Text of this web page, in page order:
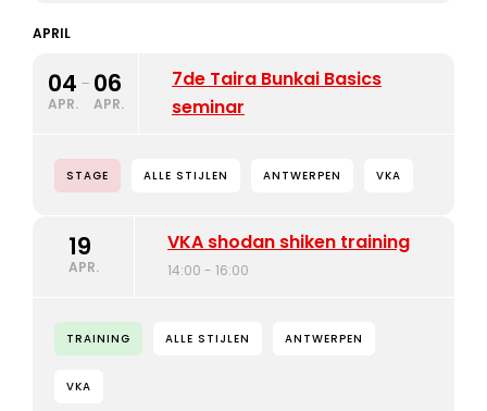
APRIL
04
APR.
- 06
APR.
7de Taira Bunkai Basics
seminar
STAGE ALLE STIJLEN ANTWERPEN VKA
19
APR.
VKA shodan shiken training
14:00 - 16:00
TRAINING ALLE STIJLEN ANTWERPEN
VKA